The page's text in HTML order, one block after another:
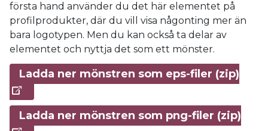
första hand använder du det här elementet på
profilprodukter, där du vill visa någonting mer än
bara logotypen. Men du kan också ta delar av
elementet och nyttja det som ett mönster.
Ladda ner mönstren som eps-filer (zip)
Ladda ner mönstren som png-filer (zip)